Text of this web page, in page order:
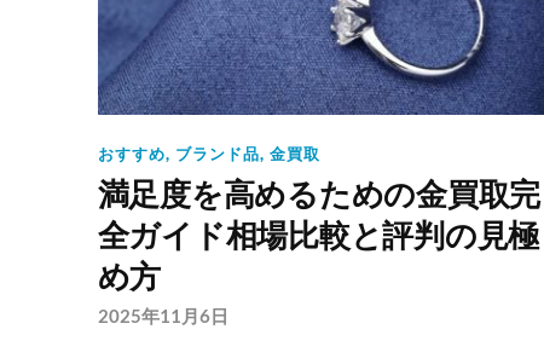
おすすめ, ブランド品, 金買取
満足度を高めるための金買取完
全ガイド相場比較と評判の見極
め方
2025年11月6日